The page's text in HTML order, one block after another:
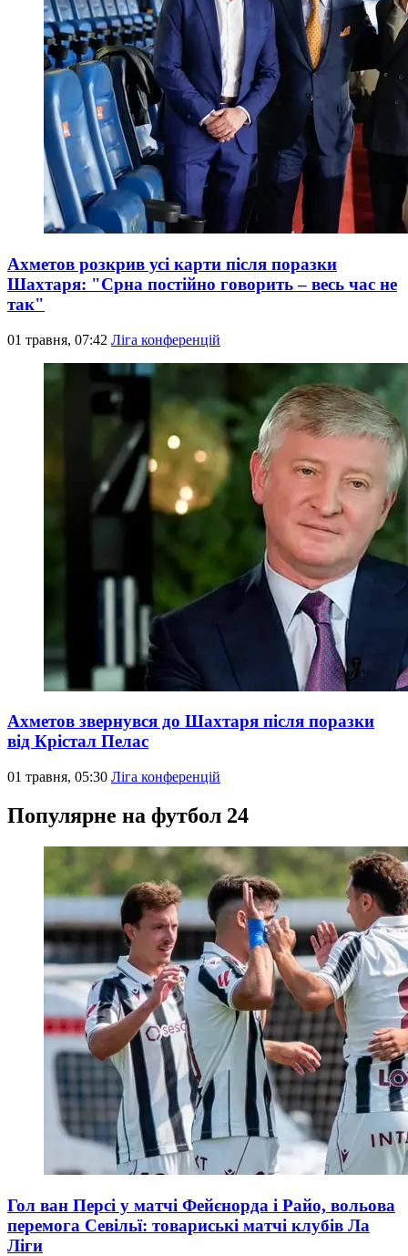
Ахметов розкрив усі карти після поразки
Шахтаря: "Срна постійно говорить – весь час не
так"
01 травня, 07:42 Ліга конференцій
Ахметов звернувся до Шахтаря після поразки
від Крістал Пелас
01 травня, 05:30 Ліга конференцій
Популярне на футбол 24
Гол ван Персі у матчі Фейєнорда і Райо, вольова
перемога Севільї: товариські матчі клубів Ла
Ліги